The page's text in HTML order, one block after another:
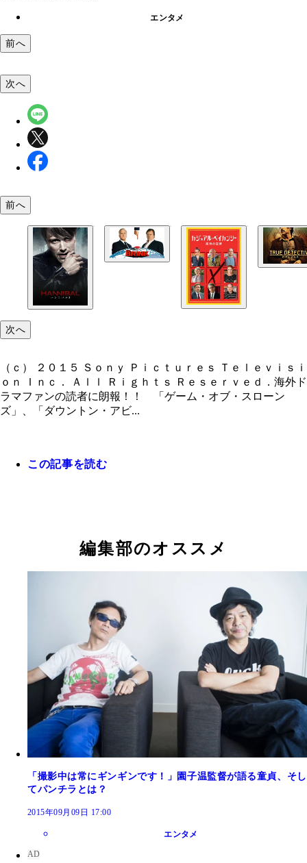
エンタメ
前へ
(c)２０１５ Ｈｏｍｅ Ｂｏｘ Ｏｆｆｉｃｅ， Ｉｎ
ｌｌ ｒｉｇｈｔｓ ｒｅｓｅｒｖｅｄ． ＨＢＯＲ
ａｌｌ ｒｅｌａｔｅｄ ｐｒｏｇｒａｍｓ ａｒｅ
ｐｒｏｐｅｒｔｙ ｏｆ Ｈｏｍｅ Ｂｏｘ Ｏｆｆｉ
Ｉｎｃ
(c)２０１５ Ｈｏｍｅ Ｂｏｘ Ｏｆｆｉｃｅ， Ｉｎ
ｌｌ ｒｉｇｈｔｓ ｒｅｓｅｒｖｅｄ． ＨＢＯ（Ｒ
ｎｄ ａｌｌ ｒｅｌａｔｅｄｐｒｏｇｒａｍｓ ａｒ
次へ
前へ
次へ
（ｃ） ２０１５ Ｓｏｎｙ Ｐｉｃｔｕｒｅｓ Ｔｅｌｅｖｉｓｉ
ｏｎ Ｉｎｃ． Ａｌｌ Ｒｉｇｈｔｓ Ｒｅｓｅｒｖｅｄ．海外ド
ラマファンの読者に朗報！！ 「ゲーム・オブ・スローン
ズ」、「ダウントン・アビ...
この記事を読む
編集部のオススメ
「撮影中は常にギンギンです！」園子温監督が語る童貞、そし
てパンチラとは？
2015年09月09日 17:00
エンタメ